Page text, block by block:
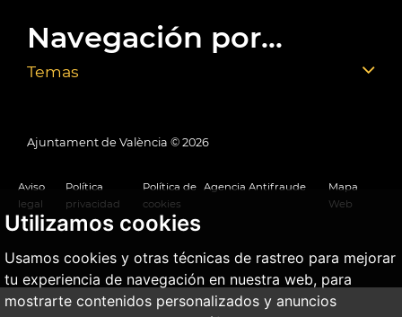
Utilizamos cookies
Usamos cookies y otras técnicas de rastreo para mejorar
tu experiencia de navegación en nuestra web, para
mostrarte contenidos personalizados y anuncios
Navegación por...
Temas
Ajuntament de València © 2026
Aviso
legal
Política
privacidad
Política de
cookies
Agencia Antifraude
Mapa
Web